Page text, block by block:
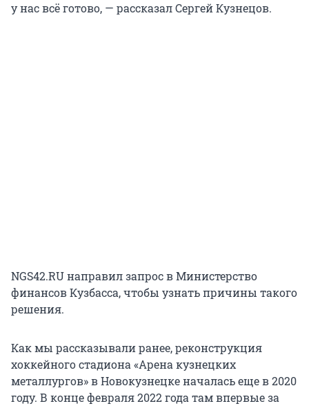
у нас всё готово, — рассказал Сергей Кузнецов.
NGS42.RU направил запрос в Министерство
финансов Кузбасса, чтобы узнать причины такого
решения.
Как мы рассказывали ранее, реконструкция
хоккейного стадиона «Арена кузнецких
металлургов» в Новокузнецке началась еще в 2020
году. В конце февраля 2022 года там впервые за